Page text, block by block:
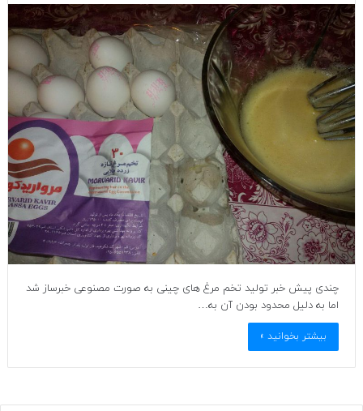
چندی پیش خبر تولید تخم مرغ های چینی به صورت مصنوعی خبرساز شد
اما به دلیل محدود بودن آن به…
بیشتر بخوانید »